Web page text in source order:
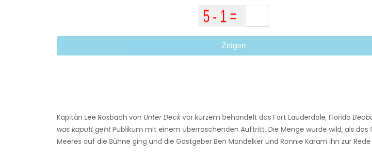
Zeigen
Kapitän Lee Rosbach von Unter Deckvor kurzem behandelt das Fort Lauderdale, Florida
was kaputt gehtPublikum mit einem überraschenden Auftritt. Die Menge wurde wild, als das
Meeres auf die Bühne ging und die Gastgeber Ben Mandelker und Ronnie Karam ihn zur